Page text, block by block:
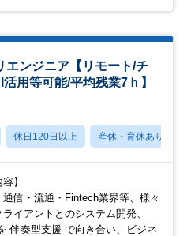
エンジニア【リモート/チ
用等可能/平均残業7ｈ】
休日120日以上 産休・育休あり
】
通信・流通・Fintech業界等、様々
イアントとのシステム開発、
伴奏型支援 で向き合い、ビジネ